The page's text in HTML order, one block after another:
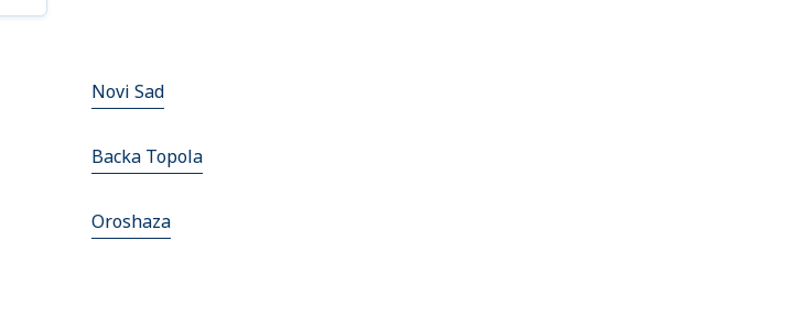
Novi Sad
Backa Topola
Oroshaza